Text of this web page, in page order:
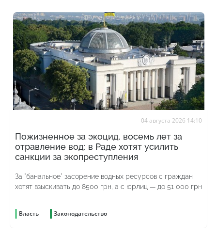
04 августа 2026 14:10
Пожизненное за экоцид, восемь лет за
отравление вод: в Раде хотят усилить
санкции за экопреступления
За "банальное" засорение водных ресурсов с граждан
хотят взыскивать до 8500 грн, а с юрлиц — до 51 000 грн
Власть Законодательство